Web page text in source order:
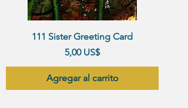
111 Sister Greeting Card
Precio
5,00 US$
Agregar al carrito